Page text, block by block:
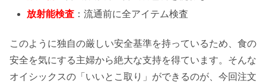
放射能検査 ：流通前に全アイテム検査
このように独自の厳しい安全基準を持っているため、食の
安全を気にする主婦から絶大な支持を得ています。そんな
オイシックスの「いいとこ取り」ができるのが、今回注文